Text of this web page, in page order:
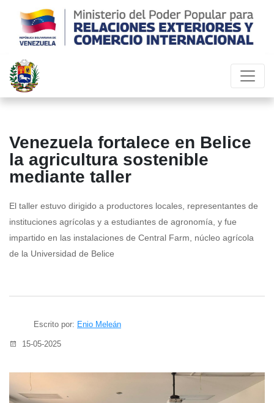
Venezuela fortalece en Belice
la agricultura sostenible
mediante taller
El taller estuvo dirigido a productores locales, representantes de
instituciones agrícolas y a estudiantes de agronomía, y fue
impartido en las instalaciones de Central Farm, núcleo agrícola
de la Universidad de Belice
Escrito por: Enio Meleán
15-05-2025